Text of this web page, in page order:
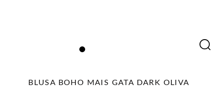
BLUSA BOHO MAIS GATA DARK OLIVA